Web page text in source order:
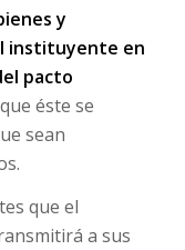
y
instituyente en
pacto
éste se
sean
que el
a sus